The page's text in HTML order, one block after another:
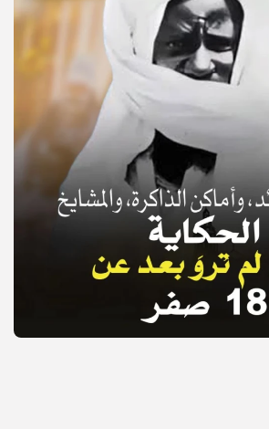
© Copyright 2025, APS